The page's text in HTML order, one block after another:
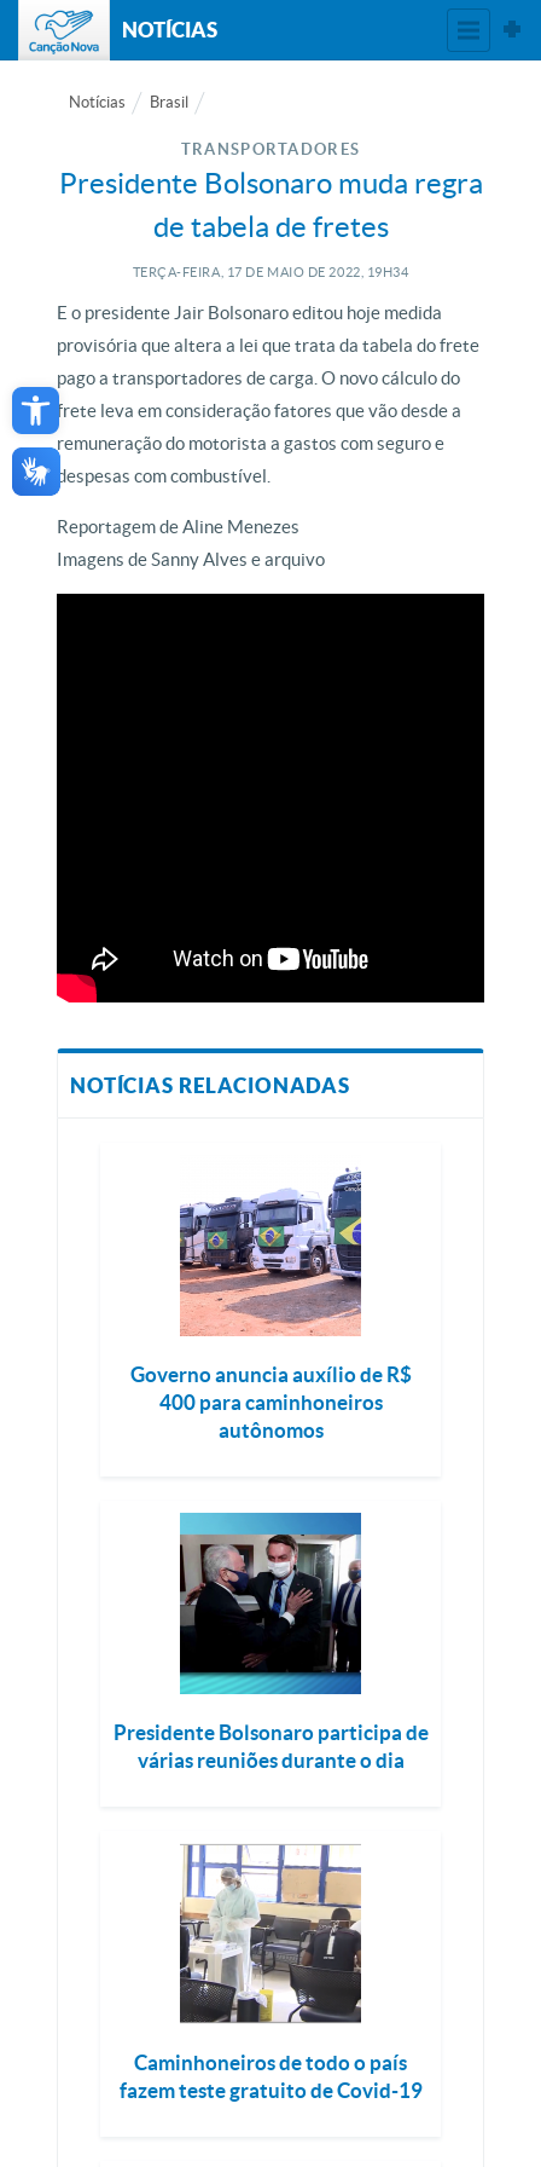
Open toolbar
NOTÍCIAS
Notícias Brasil
TRANSPORTADORES
Presidente Bolsonaro muda regra
de tabela de fretes
TERÇA-FEIRA, 17 DE MAIO DE 2022, 19H34
E o presidente Jair Bolsonaro editou hoje medida
provisória que altera a lei que trata da tabela do frete
pago a transportadores de carga. O novo cálculo do
frete leva em consideração fatores que vão desde a
remuneração do motorista a gastos com seguro e
despesas com combustível.
Reportagem de Aline Menezes
Imagens de Sanny Alves e arquivo
NOTÍCIAS RELACIONADAS
Governo anuncia auxílio de R$
400 para caminhoneiros
autônomos
Presidente Bolsonaro participa de
várias reuniões durante o dia
Caminhoneiros de todo o país
fazem teste gratuito de Covid-19